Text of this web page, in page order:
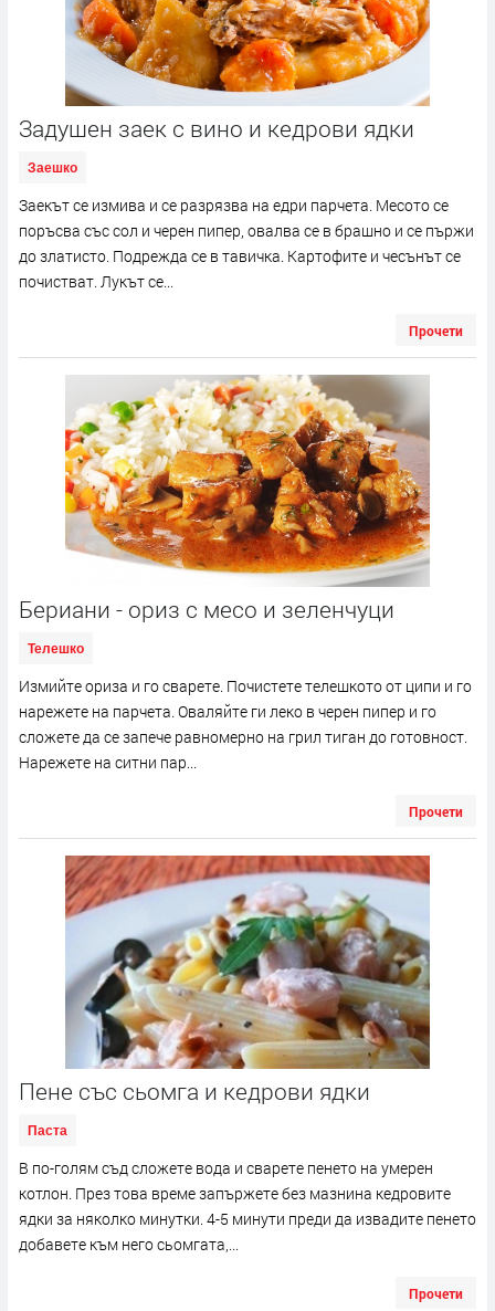
Задушен заек с вино и кедрови ядки
Заешко
Заекът се измива и се разрязва на едри парчета. Месото се
поръсва със сол и черен пипер, овалва се в брашно и се пържи
до златисто. Подрежда се в тавичка. Картофите и чесънът се
почистват. Лукът се...
Прочети
Бериани - ориз с месо и зеленчуци
Телешко
Измийте ориза и го сварете. Почистете телешкото от ципи и го
нарежете на парчета. Оваляйте ги леко в черен пипер и го
сложете да се запече равномерно на грил тиган до готовност.
Нарежете на ситни пар...
Прочети
Пене със сьомга и кедрови ядки
Паста
В по-голям съд сложете вода и сварете пенето на умерен
котлон. През това време запържете без мазнина кедровите
ядки за няколко минутки. 4-5 минути преди да извадите пенето
добавете към него сьомгата,...
Прочети